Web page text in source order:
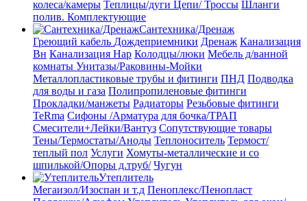
колеса/камеры Теплицы/дуги Цепи/ Троссы Шланги
полив. Комплектующие
Сантехника/Дренаж
Греющий кабель Дождеприемники Дренаж Канализация
Вн Канализация Нар Колодцы/люки Мебель д/ванной
комнаты Унитазы/Раковины-Мойки
Металлопластиковые трубы и фитинги ПНД Подводка
для воды и газа Полипропиленовые фитинги
Прокладки/манжеты Радиаторы Резьбовые фитинги
TeRma Сифоны /Арматура для бочка/ТРАП
Смесители+Лейки/Вантуз Сопутствующие товары
Тены/Термостаты/Аноды Теплоноситель Термост/
теплый пол Услуги Хомуты-металлические и со
шпилькой/Опоры д.труб/ Чугун
Утеплитель
Мегаизол/Изоспан и т.д Пеноплекс/Пенопласт